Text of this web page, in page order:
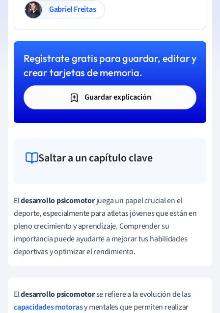
Gabriel Freitas
Regístrate gratis para guardar, editar y
crear tarjetas de memoria.
Guardar explicación
Saltar a un capítulo clave
Eldesarrollo psicomotorjuega un papel crucial en el
deporte, especialmente para atletas jóvenes que están en
pleno crecimiento y aprendizaje. Comprender su
importancia puede ayudarte a mejorar tus habilidades
deportivas y optimizar el rendimiento.
Eldesarrollo psicomotorse refiere a la evolución de las
capacidades motorasy mentales que permiten realizar